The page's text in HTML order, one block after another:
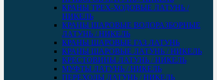
КРАНЫ ТРЕХ-ХОДОВЫЕ ЛАТУНЬ /
НИКЕЛЬ
КРАНЫ ШАРОВЫЕ ВОДОРАЗБОРНЫЕ
ЛАТУНЬ / НИКЕЛЬ
КРАНЫ ШАРОВЫЕ ГАЗ ЛАТУНЬ
КРАНЫ ШАРОВЫЕ ЛАТУНЬ / НИКЕЛЬ
КРЕСТОВИНЫ ЛАТУНЬ / НИКЕЛЬ
МУФТЫ ЛАТУНЬ / НИКЕЛЬ
ПЕРЕХОДЫ ЛАТУНЬ / НИКЕЛЬ